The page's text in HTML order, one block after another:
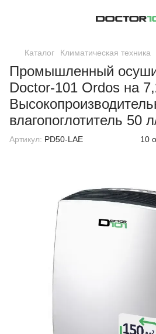
Каталог Климатическая техника
Промышленный
Doctor-101 Ordos на
влагопоглотитель 50
Артикул: PD50-LAE 10